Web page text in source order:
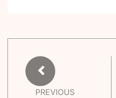
PREVIOUS